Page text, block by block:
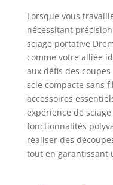
Lorsque vous
nécessitant
sciage portative
comme votre alliée
aux défis des
scie compacte sans
accessoires
expérience de
fonctionnalités
réaliser des
tout en garantissant